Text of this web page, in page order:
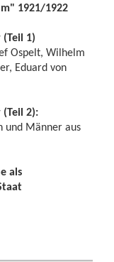
1921/1922
1)
Ospelt, Wilhelm
Eduard von
2):
und Männer aus
als